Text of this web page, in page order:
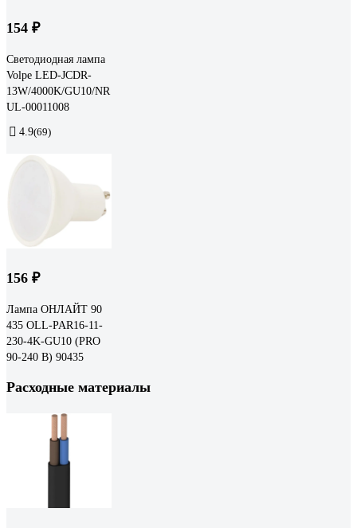
154 ₽
Светодиодная лампа
Volpe LED-JCDR-
13W/4000K/GU10/NR
UL-00011008
4.9(69)
156 ₽
Лампа ОНЛАЙТ 90
435 OLL-PAR16-11-
230-4K-GU10 (PRO
90-240 В) 90435
Расходные материалы